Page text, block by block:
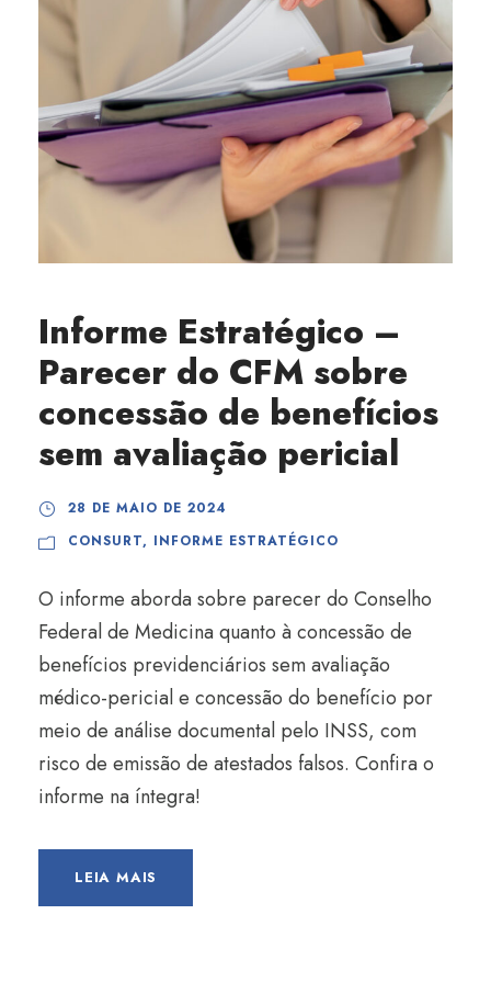
Informe Estratégico –
Parecer do CFM sobre
concessão de benefícios
sem avaliação pericial
28 DE MAIO DE 2024
CONSURT, INFORME ESTRATÉGICO
O informe aborda sobre parecer do Conselho
Federal de Medicina quanto à concessão de
benefícios previdenciários sem avaliação
médico-pericial e concessão do benefício por
meio de análise documental pelo INSS, com
risco de emissão de atestados falsos. Confira o
informe na íntegra!
LEIA MAIS